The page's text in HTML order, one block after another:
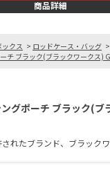
商品詳細
クス > ロッドケース・バッグ >
チ ブラック(ブラックワークス)
グポーチ ブラック(ブ
れたブランド、ブラック